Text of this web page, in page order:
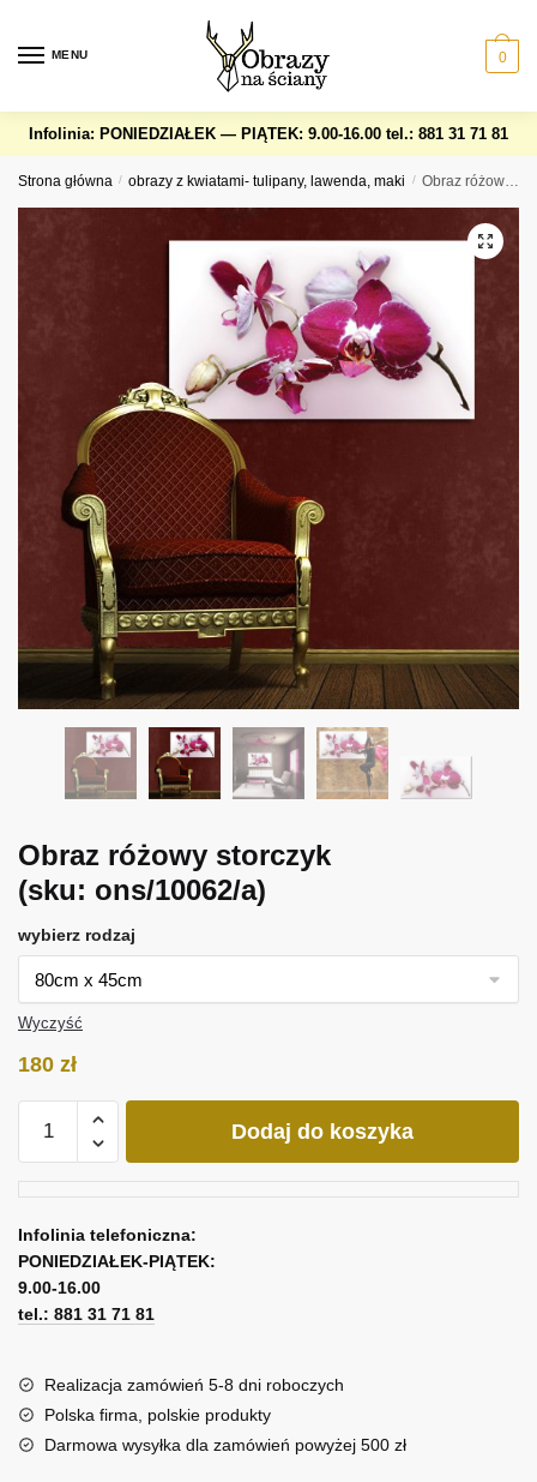
navigation
content
MENU 0
Infolinia: PONIEDZIAŁEK — PIĄTEK: 9.00-16.00 tel.: 881 31 71 81
Strona główna / obrazy z kwiatami- tulipany, lawenda, maki / Obraz różowy storczyk
Obraz różowy storczyk
(sku: ons/10062/a)
wybierz rodzaj
Wyczyść
180 zł
Obraz
Dodaj do koszyka
Infolinia telefoniczna:
PONIEDZIAŁEK-PIĄTEK:
9.00-16.00
tel.: 881 31 71 81
Realizacja zamówień 5-8 dni roboczych
Polska firma, polskie produkty
Darmowa wysyłka dla zamówień powyżej 500 zł